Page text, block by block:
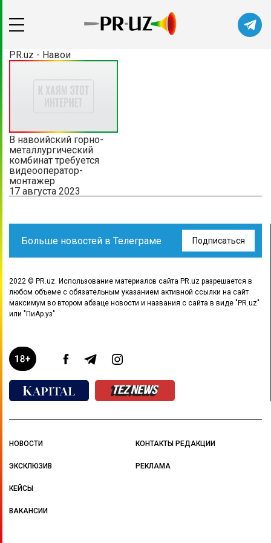
PR.uz - Навои
В навоийский горно-
металлургический
комбинат требуется
видеооператор-
монтажер
17 августа 2023
Больше новостей в Телеграме Подписаться
2022 © PR.uz. Использование материалов сайта PR.uz разрешается в
любом объеме с обязательным указанием активной ссылки на сайт
максимум во втором абзаце новости и названия с сайта в виде "PR.uz"
или "ПиАр.уз"
НОВОСТИ
ЭКСКЛЮЗИВ
КЕЙСЫ
ВАКАНСИИ
КОНТАКТЫ РЕДАКЦИИ
РЕКЛАМА